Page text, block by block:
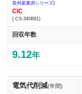
長州産業(Bシリーズ)
CIC
( CS-340B81)
回収年数
9.12年
電気代削減(年間)